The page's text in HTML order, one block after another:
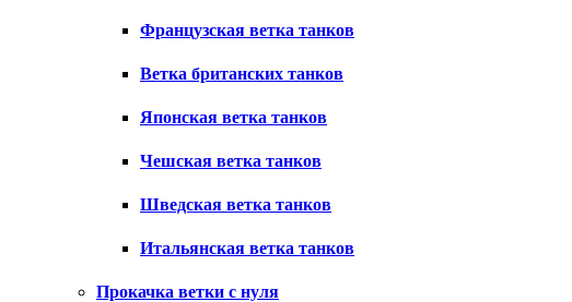
Французская ветка танков
Ветка британских танков
Японская ветка танков
Чешская ветка танков
Шведская ветка танков
Итальянская ветка танков
Прокачка ветки с нуля